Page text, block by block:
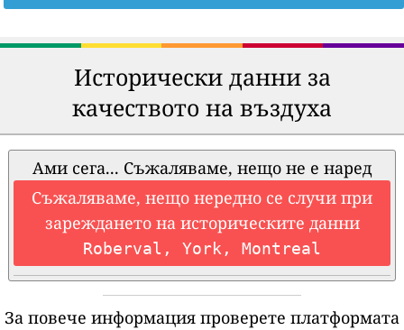
Исторически данни за
качеството на въздуха
Ами сега... Съжаляваме, нещо не е наред
Съжаляваме, нещо нередно се случи при
зареждането на историческите данни
Roberval, York, Montreal
За повече информация проверете платформата